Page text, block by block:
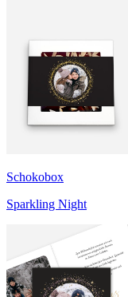
Schokobox
Sparkling Night